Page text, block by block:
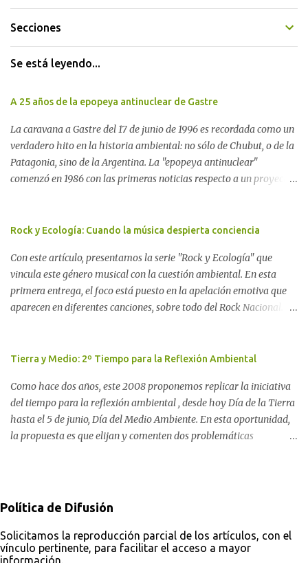
Secciones
Se está leyendo...
A 25 años de la epopeya antinuclear de Gastre
La caravana a Gastre del 17 de junio de 1996 es recordada como un
verdadero hito en la historia ambiental: no sólo de Chubut, o de la
Patagonia, sino de la Argentina. La "epopeya antinuclear"
comenzó en 1986 con las primeras noticias respecto a un proyecto
proyecto legislativo nacional al respecto. En este artículo, la
Movimiento Antinuclear de Chubut (MACH) liderada por Javier
Rodríguez Pardo, como una lección de rebelión democrática
territorial frente a las imposiciones de la tecnocracia nuclear
globalizada. Dossier N° 3 "La crisis nuclear en el mundo. A 10 años
Dukal.
Rock y Ecología: Cuando la música despierta conciencia
Con este artículo, presentamos la serie "Rock y Ecología" que
vincula este género musical con la cuestión ambiental. En esta
primera entrega, el foco está puesto en la apelación emotiva que
aparecen en diferentes canciones, sobre todo del Rock Nacional.
Carolina Aponte La Madre Tierra se escucha en las canciones del
Tierra y Medio: 2º Tiempo para la Reflexión Ambiental
Como hace dos años, este 2008 proponemos replicar la iniciativa
del tiempo para la reflexión ambiental , desde hoy Día de la Tierra
hasta el 5 de junio, Día del Medio Ambiente. En esta oportunidad,
la propuesta es que elijan y comenten dos problemáticas
la toma de conciencia es un factor imprescindible. Por ello, además
observación de medios, buscamos fomentar una opinión pública
activa, que participe a través de caminos democráticos a la
Política de Difusión
Solicitamos la reproducción parcial de los artículos, con el
vínculo pertinente, para facilitar el acceso a mayor
información.